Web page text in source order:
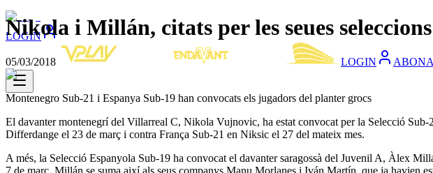
LOGIN
LOGIN
Nikola i Millán, citats per les seues seleccions
05/03/2018
Montenegro Sub-21 i Espanya Sub-19 han convocats els jugadors del planter grocs
El davanter montenegrí del Villarreal C, Nikola Vujnovic, ha estat convocat per la Selecció
Differdange el 23 de març i contra França Sub-21 en Niksic el 27 del mateix mes.
A més, la Selecció Espanyola Sub-19 ha convocat el davanter saragossà del Juvenil A, Àlex
7 de març. Millán se suma així als seus companys Manu Morlanes i Iván Martín, que ja havien